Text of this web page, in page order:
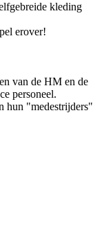
kleding
erover!
van de HM en de
personeel.
hun "medestrijders"